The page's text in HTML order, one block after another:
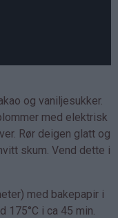
og vaniljesukker.
med elektrisk
Rør deigen glatt og
skum. Vend dette i
med bakepapir i
175°C i ca 45 min.